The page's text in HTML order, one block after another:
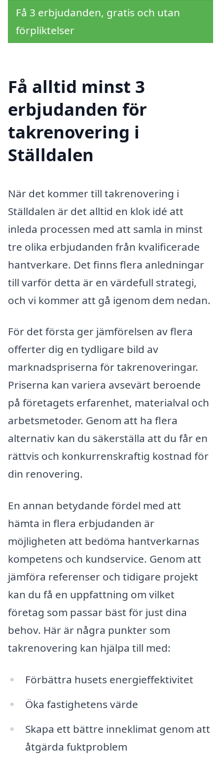
Få 3 erbjudanden, gratis och utan
förpliktelser
Få alltid minst 3
erbjudanden för
takrenovering i
Ställdalen
När det kommer till takrenovering i
Ställdalen är det alltid en klok idé att
inleda processen med att samla in minst
tre olika erbjudanden från kvalificerade
hantverkare. Det finns flera anledningar
till varför detta är en värdefull strategi,
och vi kommer att gå igenom dem nedan.
För det första ger jämförelsen av flera
offerter dig en tydligare bild av
marknadspriserna för takrenoveringar.
Priserna kan variera avsevärt beroende
på företagets erfarenhet, materialval och
arbetsmetoder. Genom att ha flera
alternativ kan du säkerställa att du får en
rättvis och konkurrenskraftig kostnad för
din renovering.
En annan betydande fördel med att
hämta in flera erbjudanden är
möjligheten att bedöma hantverkarnas
kompetens och kundservice. Genom att
jämföra referenser och tidigare projekt
kan du få en uppfattning om vilket
företag som passar bäst för just dina
behov. Här är några punkter som
takrenovering kan hjälpa till med:
Förbättra husets energieffektivitet
Öka fastighetens värde
Skapa ett bättre inneklimat genom att
åtgärda fuktproblem